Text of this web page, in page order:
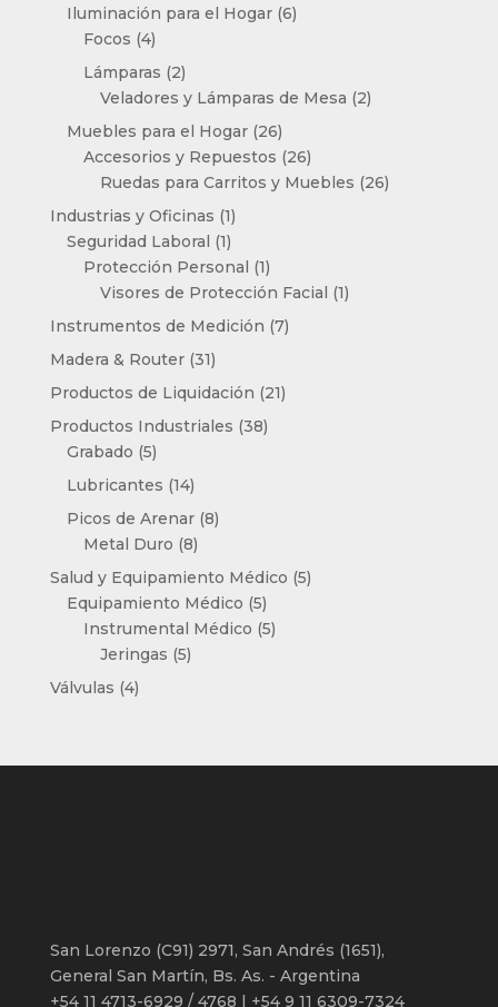
Iluminación para el Hogar 66
Focos 44
productos
Lámparas 22
productos
Veladores y Lámparas de Mesa 22
Muebles para el Hogar 2626
productos
Accesorios y Repuestos 2626
productos
Ruedas para Carritos y Muebles 2626
Industrias y Oficinas 11
producto
Seguridad Laboral 11
producto
Protección Personal 11
producto
Visores de Protección Facial 11
Instrumentos de Medición 77
Madera & Router 3131
productos
Productos de Liquidación 2121
Productos Industriales 3838
Grabado 55
productos
Lubricantes 1414
productos
Picos de Arenar 88
Metal Duro 88
productos
Salud y Equipamiento Médico 55
Equipamiento Médico 55
productos
Instrumental Médico 55
Jeringas 55
Válvulas 44
San Lorenzo (C91) 2971, San Andrés (1651),
General San Martín, Bs. As. - Argentina
+54 11 4713-6929 / 4768 | +54 9 11 6309-7324